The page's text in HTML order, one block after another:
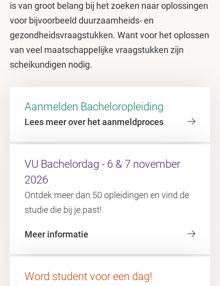
is van groot belang bij het zoeken naar oplossingen
voor bijvoorbeeld duurzaamheids- en
gezondheidsvraagstukken. Want voor het oplossen
van veel maatschappelijke vraagstukken zijn
scheikundigen nodig.
Aanmelden Bacheloropleiding
Lees meer over het aanmeldproces
VU Bachelordag - 6 & 7 november
2026
Ontdek meer dan 50 opleidingen en vind de
studie die bij je past!
Meer informatie
Word student voor een dag!